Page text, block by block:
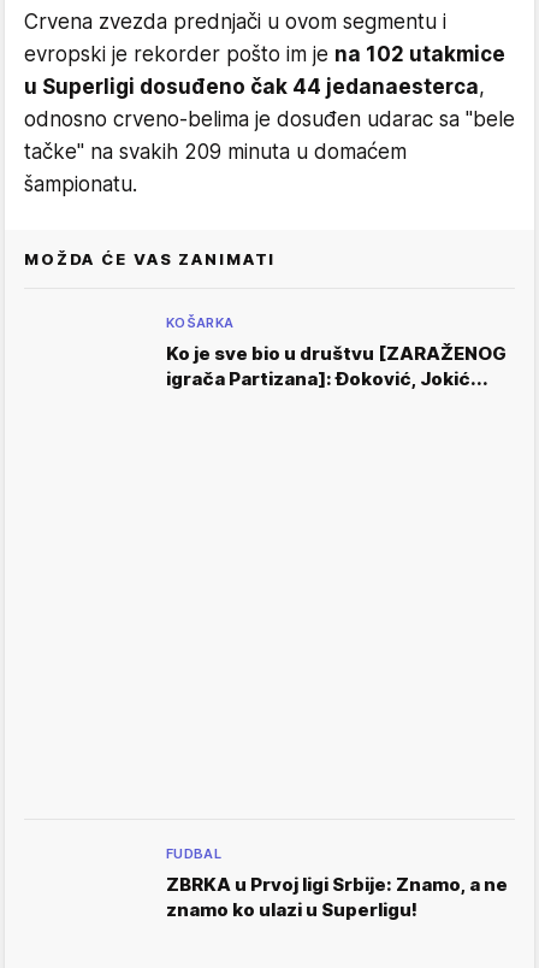
Crvena zvezda prednjači u ovom segmentu i
evropski je rekorder pošto im je na 102 utakmice
u Superligi dosuđeno čak 44 jedanaesterca,
odnosno crveno-belima je dosuđen udarac sa "bele
tačke" na svakih 209 minuta u domaćem
šampionatu.
MOŽDA ĆE VAS ZANIMATI
KOŠARKA
Ko je sve bio u društvu [ZARAŽENOG
igrača Partizana]: Đoković, Jokić...
FUDBAL
ZBRKA u Prvoj ligi Srbije: Znamo, a ne
znamo ko ulazi u Superligu!